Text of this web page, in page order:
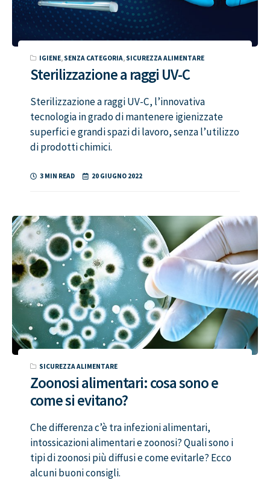
IGIENE, SENZA CATEGORIA, SICUREZZA ALIMENTARE
Sterilizzazione a raggi UV-C
Sterilizzazione a raggi UV-C, l’innovativa
tecnologia in grado di mantenere igienizzate
superfici e grandi spazi di lavoro, senza l’utilizzo
di prodotti chimici.
3 MIN READ 20 GIUGNO 2022
SICUREZZA ALIMENTARE
Zoonosi alimentari: cosa sono e
come si evitano?
Che differenza c’è tra infezioni alimentari,
intossicazioni alimentari e zoonosi? Quali sono i
tipi di zoonosi più diffusi e come evitarle? Ecco
alcuni buoni consigli.